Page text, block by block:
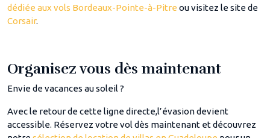
dédiée aux vols Bordeaux-Pointe-à-Pitre ou visitez le site de
Corsair.
Organisez vous dès maintenant
Envie de vacances au soleil ?
Avec le retour de cette ligne directe,l’évasion devient
accessible. Réservez votre vol dès maintenant et découvrez